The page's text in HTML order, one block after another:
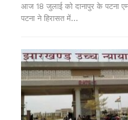
आज 18 जुलाई को दानापुर के पटना
पटना ने हिरासत में…